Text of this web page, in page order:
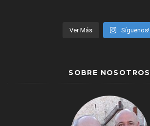
Ver Más Síguenos!
SOBRE NOSOTROS